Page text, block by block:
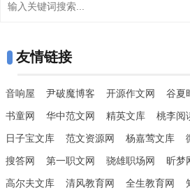
友情链接
音响屋 尹破魔博客 开源作文网 谷夏
书童网
华中范文网 精英文库 桃李阅
日子宝文库
范文资源网 杨嘉莺文库
搜答网
第一职文网 骁雄职场网 昕梦
高尔夫文库
清风教育网 全生教育网